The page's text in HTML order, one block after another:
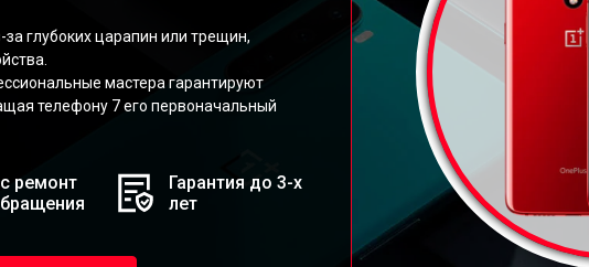
глубоких царапин или трещин,
мастера гарантируют
телефону 7 его первоначальный
ремонт
Гарантия до 3-х
лет